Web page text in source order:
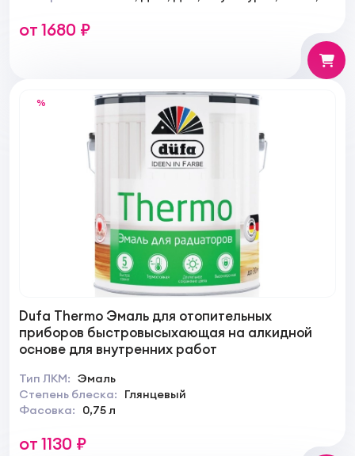
от 1680 ₽
%
Dufa Thermo Эмаль для отопительных
приборов быстровысыхающая на алкидной
основе для внутренних работ
Тип ЛКМ: Эмаль
Степень блеска:
Глянцевый
Фасовка:
0,75 л
от 1130 ₽